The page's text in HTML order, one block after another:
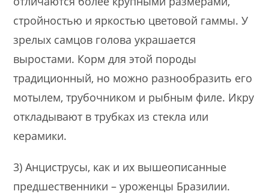
стройностью и яркостью цветовой гаммы. У
зрелых самцов голова украшается
выростами. Корм для этой породы
традиционный, но можно разнообразить его
мотылем, трубочником и рыбным филе. Икру
откладывают в трубках из стекла или
керамики.
3) Анциструсы, как и их вышеописанные
предшественники – уроженцы Бразилии.